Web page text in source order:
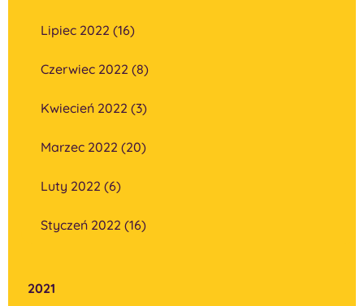
Lipiec 2022 (16)
Czerwiec 2022 (8)
Kwiecień 2022 (3)
Marzec 2022 (20)
Luty 2022 (6)
Styczeń 2022 (16)
2021